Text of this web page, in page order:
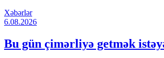
Xəbərlər
6.08.2026
Bu gün çimərliyə getmək